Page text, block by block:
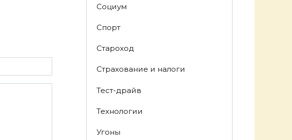
Социум
Спорт
Староход
Страхование и налоги
Тест-драйв
Технологии
Угоны